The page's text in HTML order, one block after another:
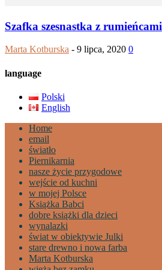
Szafka szesnastka z rumieńcami
Marta Kotburska - 9 lipca, 2020 0
language
Polski
English
Home
email
światło
Piernikarnia
nasze życie przygodowe
wejście od kuchni
w mojej Polsce
Książka Babci
dobre książki dla dzieci
wynalazki
świat w obiektywie Julki
stare drewno i nowa farba
Marta Kotburska